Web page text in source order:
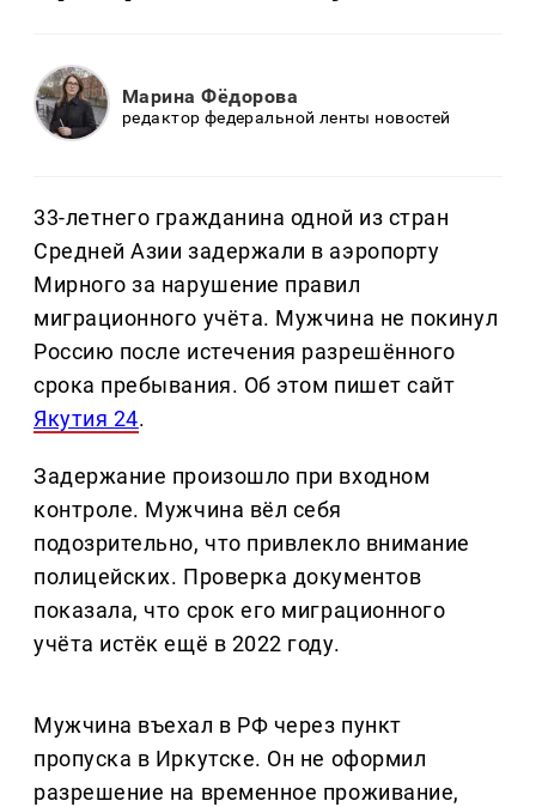
Марина Фёдорова
редактор федеральной ленты новостей
33-летнего гражданина одной из стран
Средней Азии задержали в аэропорту
Мирного за нарушение правил
миграционного учёта. Мужчина не покинул
Россию после истечения разрешённого
срока пребывания. Об этом пишет сайт
Якутия 24.
Задержание произошло при входном
контроле. Мужчина вёл себя
подозрительно, что привлекло внимание
полицейских. Проверка документов
показала, что срок его миграционного
учёта истёк ещё в 2022 году.
Мужчина въехал в РФ через пункт
пропуска в Иркутске. Он не оформил
разрешение на временное проживание,